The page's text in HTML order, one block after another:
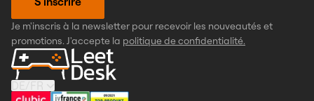
Je m'inscris à la newsletter pour recevoir les nouveautés et
promotions. J'accepte la politique de confidentialité.
DE